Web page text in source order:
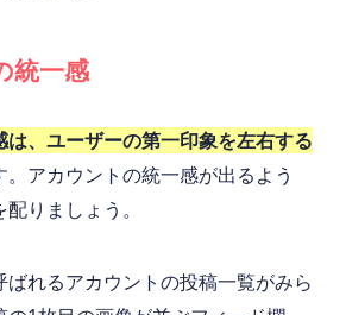
統一感
は、ユーザーの第一印象を左右する
。アカウントの統一感が出るよう
りましょう。
ばれるアカウントの投稿一覧がみら